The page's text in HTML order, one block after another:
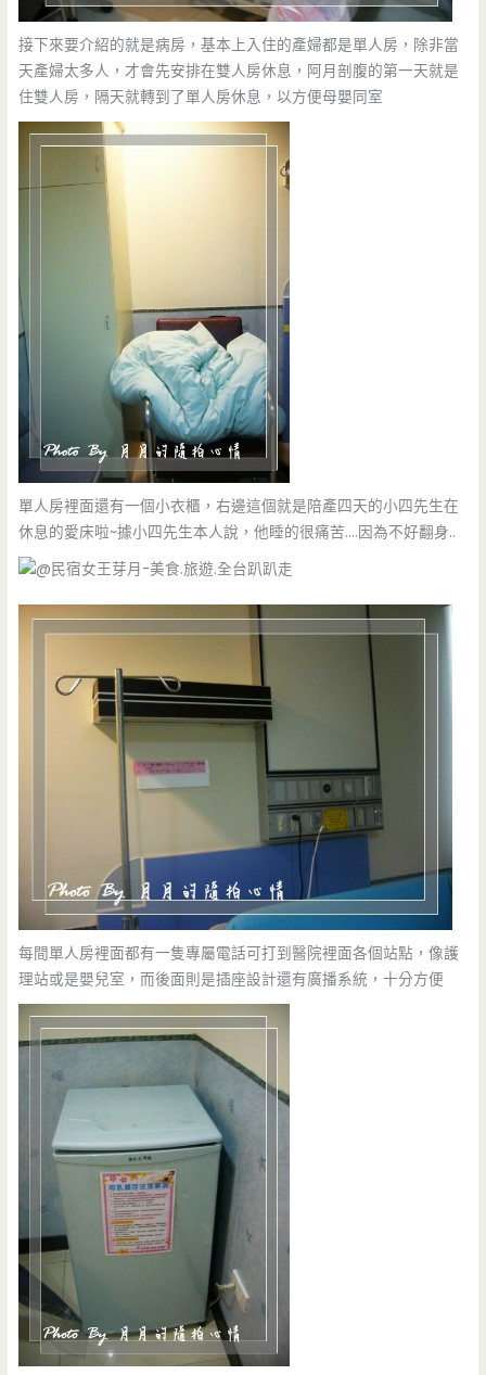
接下來要介紹的就是病房，基本上入住的產婦都是單人房，除非當
天產婦太多人，才會先安排在雙人房休息，阿月剖腹的第一天就是
住雙人房，隔天就轉到了單人房休息，以方便母嬰同室
單人房裡面還有一個小衣櫃，右邊這個就是陪產四天的小四先生在
休息的愛床啦~據小四先生本人說，他睡的很痛苦….因為不好翻身..
每間單人房裡面都有一隻專屬電話可打到醫院裡面各個站點，像護
理站或是嬰兒室，而後面則是插座設計還有廣播系統，十分方便